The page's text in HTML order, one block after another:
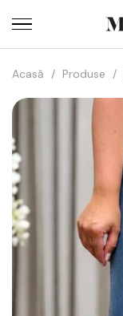
Acasă / Produse /